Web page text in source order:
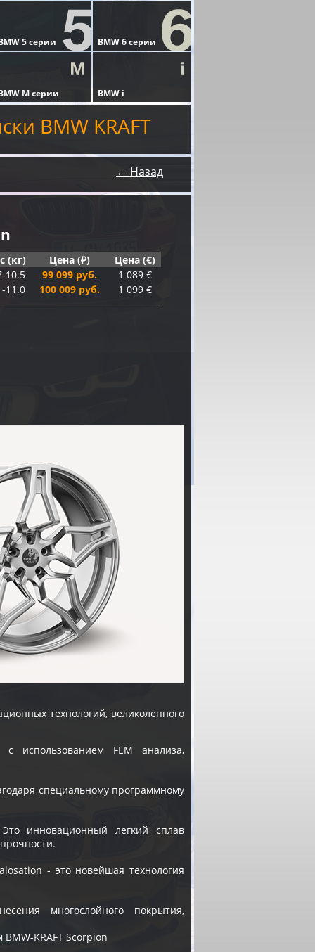
BMW KRAFT
← Назад
(кг) Цена (₽)
Цена (€)
10.5 99 099 руб.
1 089 €
11.0 100 009 руб. 1 099 €
технологий, великолепного
использованием FEM анализа,
специальному программному
инновационный легкий сплав
- это новейшая технология
многослойного покрытия,
KRAFT Scorpion